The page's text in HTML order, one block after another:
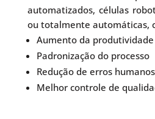
automatizados, células
ou totalmente automáticas,
Aumento da produtividade
Padronização do processo
Redução de erros humanos
Melhor controle de